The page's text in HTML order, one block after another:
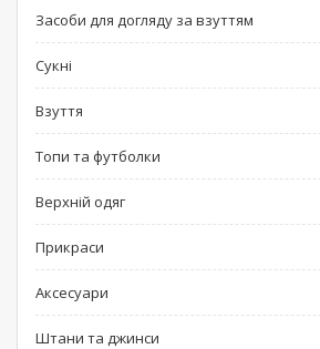
Засоби для догляду за взуттям
Сукні
Взуття
Топи та футболки
Верхній одяг
Прикраси
Аксесуари
Штани та джинси